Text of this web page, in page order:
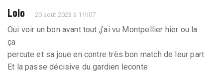
Lolo 20 août 2023 à 11h07
Oui voir un bon avant tout ,j’ai vu Montpellier hier ou la
ça
percute et sa joue en contre très bon match de leur part
Et la passe décisive du gardien leconte